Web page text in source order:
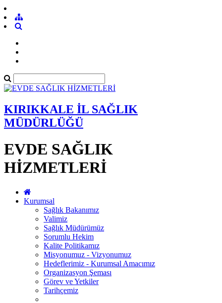
KIRIKKALE İL SAĞLIK
MÜDÜRLÜĞÜ
EVDE SAĞLIK
HİZMETLERİ
Kurumsal
Sağlık Bakanımız
Valimiz
Sağlık Müdürümüz
Sorumlu Hekim
Kalite Politikamız
Misyonumuz - Vizyonumuz
Hedeflerimiz - Kurumsal Amacımız
Organizasyon Şeması
Görev ve Yetkiler
Tarihçemiz